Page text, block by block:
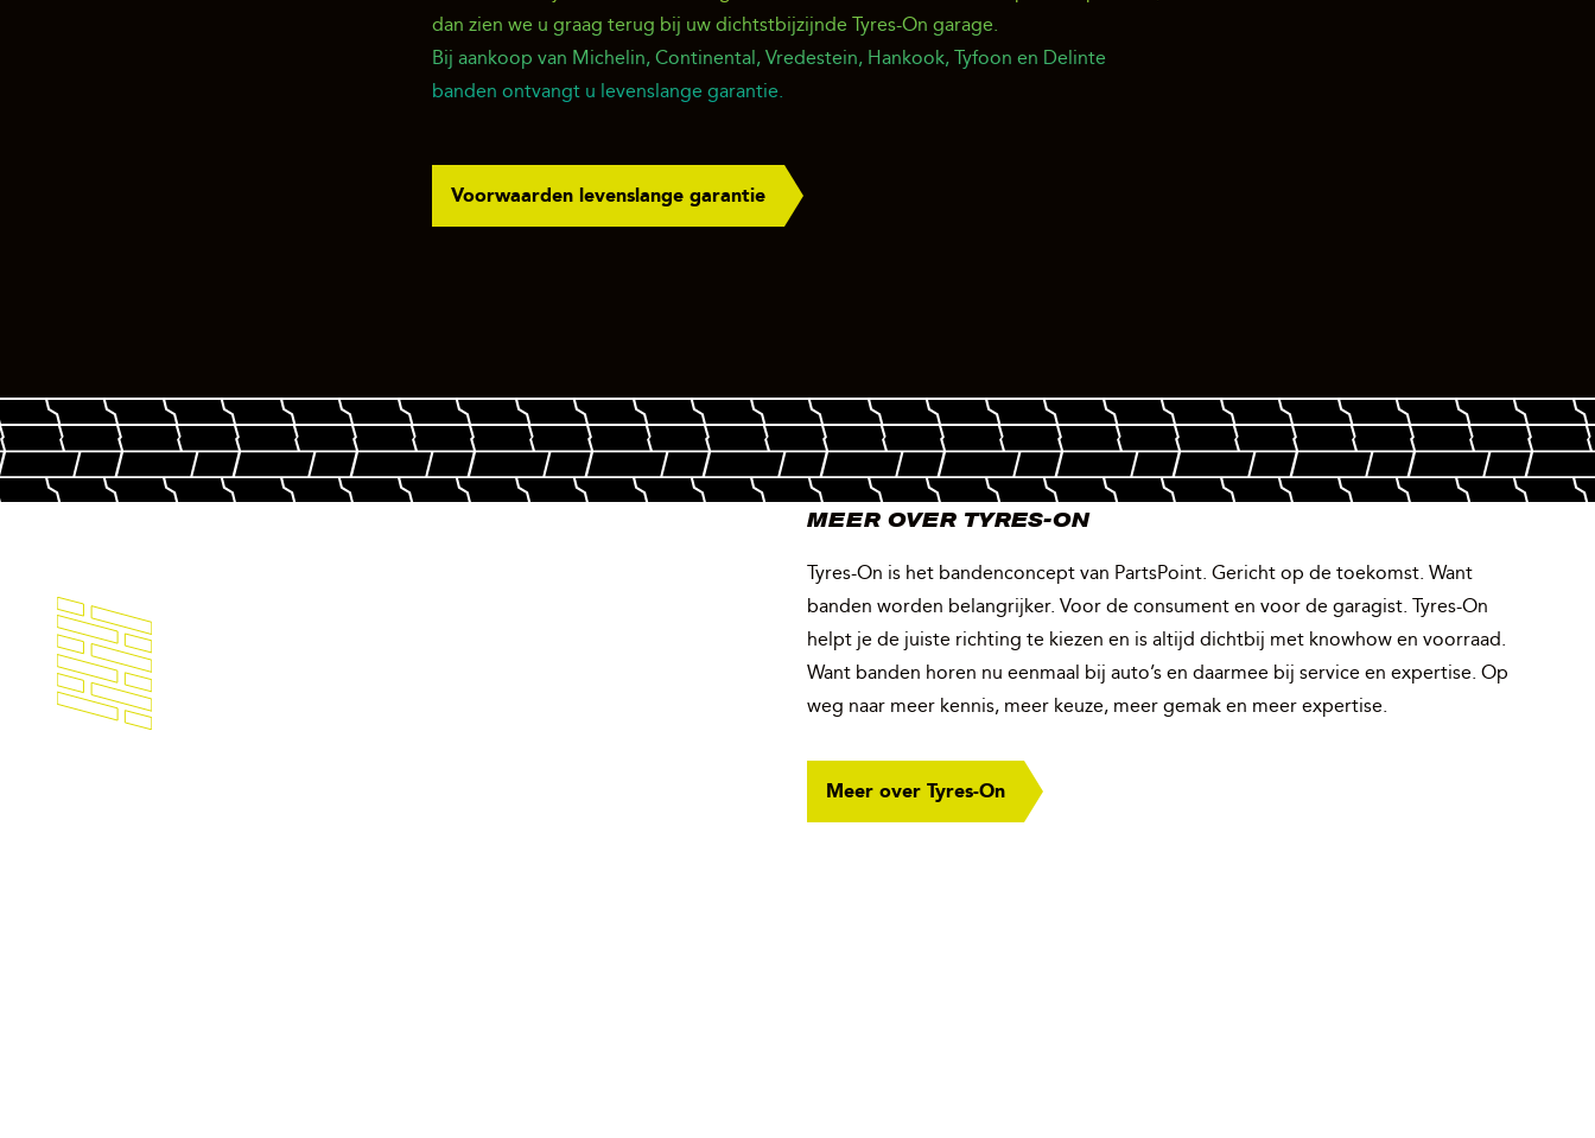
dan zien we u graag terug bij uw dichtstbijzijnde Tyres-On garage.
Bij aankoop van Michelin, Continental, Vredestein, Hankook, Tyfoon en Delinte
banden ontvangt u levenslange garantie.
Voorwaarden levenslange garantie
MEER OVER TYRES-ON
Tyres-On is het bandenconcept van PartsPoint. Gericht op de toekomst. Want
banden worden belangrijker. Voor de consument en voor de garagist. Tyres-On
helpt je de juiste richting te kiezen en is altijd dichtbij met knowhow en voorraad.
Want banden horen nu eenmaal bij auto’s en daarmee bij service en expertise. Op
weg naar meer kennis, meer keuze, meer gemak en meer expertise.
Meer over Tyres-On